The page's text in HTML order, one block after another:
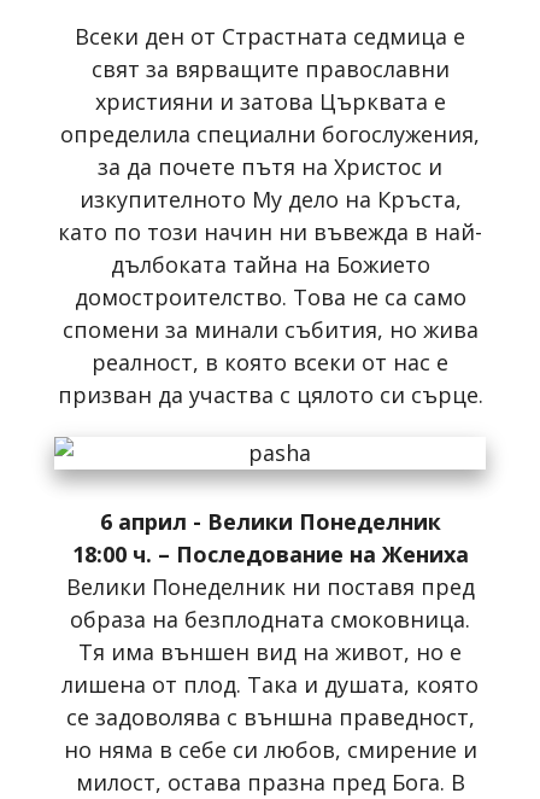
Всеки ден от Страстната седмица е
свят за вярващите православни
християни и затова Църквата е
определила специални богослужения,
за да почете пътя на Христос и
изкупителното Му дело на Кръста,
като по този начин ни въвежда в най-
дълбоката тайна на Божието
домостроителство. Това не са само
спомени за минали събития, но жива
реалност, в която всеки от нас е
призван да участва с цялото си сърце.
6 април - Велики Понеделник
18:00 ч. – Последование на Жениха
Велики Понеделник ни поставя пред
образа на безплодната смоковница.
Тя има външен вид на живот, но е
лишена от плод. Така и душата, която
се задоволява с външна праведност,
но няма в себе си любов, смирение и
милост, остава празна пред Бога. В